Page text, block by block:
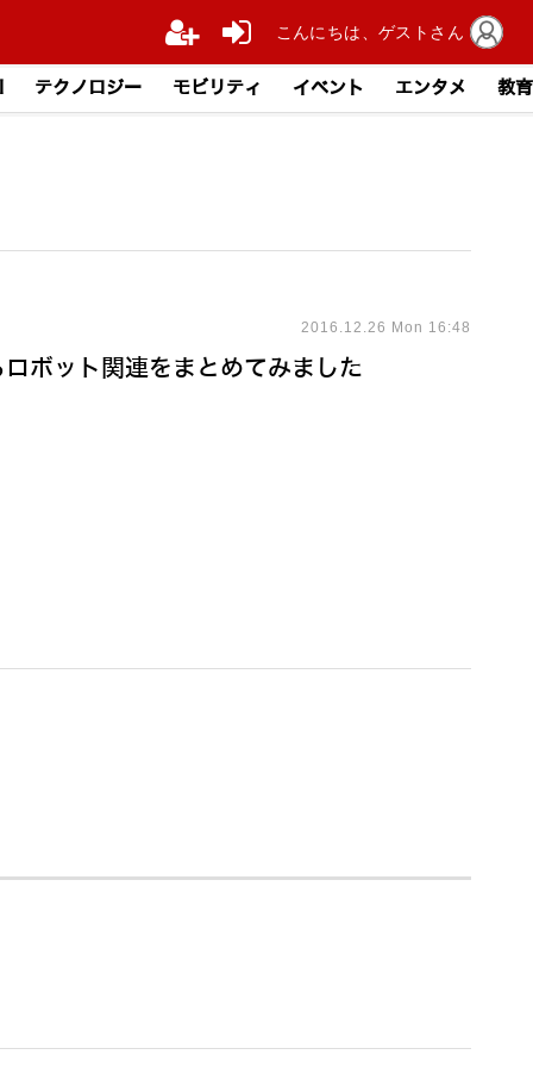
テクノロジー モビリティ イベント エンタメ 教育
2016.12.26 Mon 16:48
ット関連をまとめてみました
こんにちは、ゲストさん